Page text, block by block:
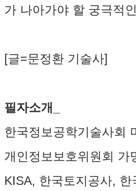
가 나아가야 할 궁극적
[글=문정환 기술사]
필자소개_
한국정보공학기술사회
개인정보보호위원회 가
KISA, 한국토지공사, 한